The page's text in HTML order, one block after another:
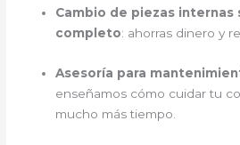
Cambio de piezas internas
completo: ahorras dinero y
Asesoría para
enseñamos cómo cuidar tu
mucho más tiempo.